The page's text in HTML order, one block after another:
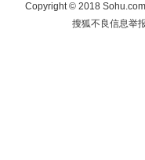
Copyright©2018
搜狐不良信息举